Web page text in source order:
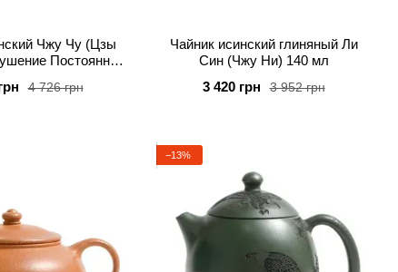
Чжу Чу (Цзы
Постоянной
4 726 грн
Чайник исинский глиняный Ли
Син (Чжу Ни) 140 мл
3 952 грн
3 420 грн
−13%